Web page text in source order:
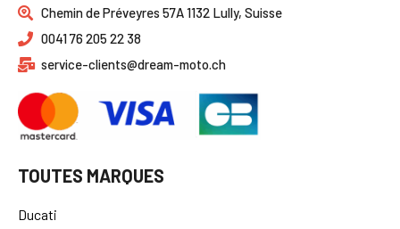
Chemin de Préveyres 57A 1132 Lully, Suisse
0041 76 205 22 38
service-clients@dream-moto.ch
TOUTES MARQUES
Ducati